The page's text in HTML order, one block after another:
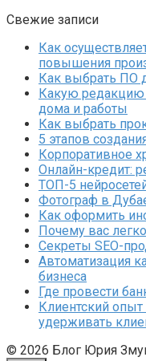
Свежие записи
Как
повышения
Как выбрать ПО
Какую редакцию
дома и работы
Как выбрать
5 этапов
Корпоративное
Онлайн-кредит:
ТОП-5
Фотограф в
Как оформить
Почему вас
Секреты SEO-
Автоматизация
бизнеса
Где провести
Клиентский
удерживать
© 2026 Блог Юрия